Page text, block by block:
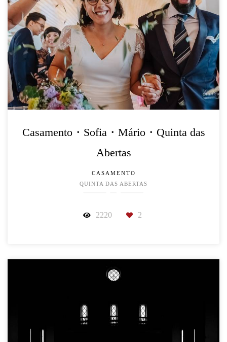
Casamento・Sofia・Mário・Quinta das
Abertas
CASAMENTO
QUINTA DAS ABERTAS
2220 2